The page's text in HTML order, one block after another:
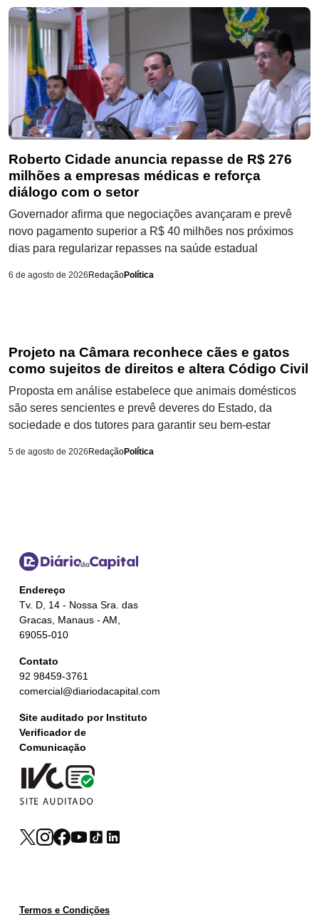
Roberto Cidade anuncia repasse de R$ 276
milhões a empresas médicas e reforça
diálogo com o setor
Governador afirma que negociações avançaram e prevê
novo pagamento superior a R$ 40 milhões nos próximos
dias para regularizar repasses na saúde estadual
6 de agosto de 2026 RedaçãoPolítica
Projeto na Câmara reconhece cães e gatos
como sujeitos de direitos e altera Código Civil
Proposta em análise estabelece que animais domésticos
são seres sencientes e prevê deveres do Estado, da
sociedade e dos tutores para garantir seu bem-estar
5 de agosto de 2026 RedaçãoPolítica
Endereço
Tv. D, 14 - Nossa Sra. das
Gracas, Manaus - AM,
69055-010
Contato
92 98459-3761
comercial@diariodacapital.com
Site auditado por Instituto
Verificador de
Comunicação
Termos e Condições